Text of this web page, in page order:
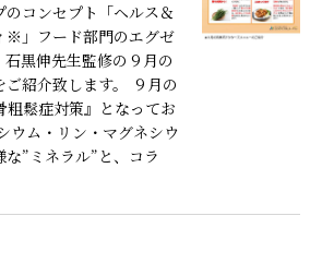
のコンセプト「ヘルス＆
※」フード部門のエグゼ
黒伸先生監修の９月の
ご紹介致します。 ９月の
粗鬆症対策』となってお
ウム・リン・マグネシウ
”ミネラル”と、コラ